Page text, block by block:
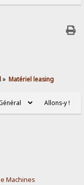
» Matériel leasing
Machines